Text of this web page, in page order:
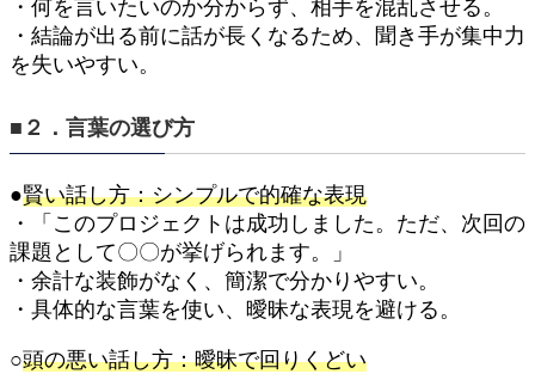
・何を言いたいのか分からず、相手を混乱させる。
・結論が出る前に話が長くなるため、聞き手が集中力
を失いやすい。
■２．言葉の選び方
●賢い話し方：シンプルで的確な表現
・「このプロジェクトは成功しました。ただ、次回の
課題として〇〇が挙げられます。」
・余計な装飾がなく、簡潔で分かりやすい。
・具体的な言葉を使い、曖昧な表現を避ける。
○頭の悪い話し方：曖昧で回りくどい